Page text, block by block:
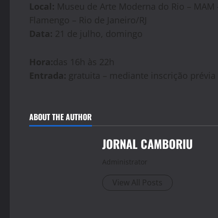
Local: Museu de Arte Moderna do Rio –
Flamengo – Rio de Janeiro/RJ
Data: 21 de julho, domingo
Hora:das 16h às 22h
Entrada: gratuita – mediante inscrição prévia
ABOUT THE AUTHOR
JORNAL CAMBORIU
Administrator
View All Posts